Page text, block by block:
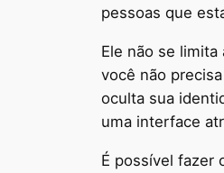
pessoas que
Ele não se
você não
oculta sua
uma interface
É possível fazer